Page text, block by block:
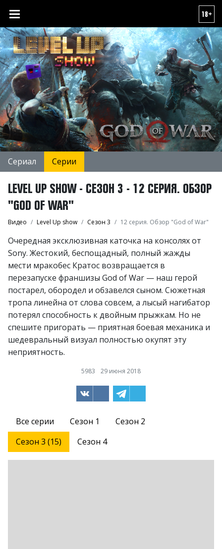
18+
Сериал Серии
LEVEL UP SHOW - СЕЗОН 3 - 12 СЕРИЯ. ОБЗОР
"GOD OF WAR"
Видео Level Up show Сезон 3 12 серия. Обзор "God of War"
Очередная эксклюзивная каточка на консолях от
Sony. Жестокий, беспощадный, полный жажды
мести мракобес Кратос возвращается в
перезапуске франшизы God of War — наш герой
постарел, обородел и обзавелся сыном. Сюжетная
тропа линейна от слова совсем, а лысый нагибатор
потерял способность к двойным прыжкам. Но не
спешите пригорать — приятная боевая механика и
шедевральный визуал полностью окупят эту
неприятность.
5983 29 июня 2018
Все серии Сезон 1
Сезон 2
Сезон 3 (15)
Сезон 4